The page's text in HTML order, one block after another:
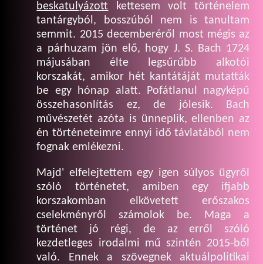
beskatulyázott kettesem volt történelem
tantárgyból, bosszúból nem is tanultam
semmit. 2015 decemberéről most mégis az
a párhuzam jön elő, hogy J. S. Bach 1724
májusában élte legsűrűbb alkotói
korszakát, amikor hét kantátáját mutatták
be egy hónap alatt. Pofátlanul nagyképű
összehasonlítás ez, de jólesik. Bach
művészetét azóta is ünneplik, ellenben az
én történeteimre ennyi idő távlatából nem
fognak emlékezni.
Majd' elfelejtettem egy igen súlyos ügyről
szóló történetet, amiben egy ifjabb
korszakomban elkövetett erőszakos
cselekményről számolok be. Maga a
történet jó régi, de az erről szóló
kezdetleges irodalmi mű szintén 2015-ből
való. Ennek a szövegnek aktuálpolitikai